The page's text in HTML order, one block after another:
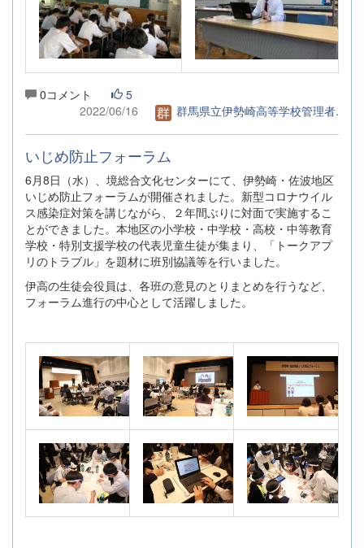
0コメント
5
2022/06/16
群馬県立伊勢崎高等学校管理者.
いじめ防止フォーラム
6月8日（水）、境総合文化センターにて、伊勢崎・佐波地区
いじめ防止フォーラムが開催されました。新型コロナウイル
ス感染症対策を講じながら、２年間ぶりに対面で実施するこ
とができました。本地区の小学校・中学校・高校・中等教育
学校・特別支援学校の代表児童生徒が集まり、「トークアプ
リのトラブル」を題材に班別協議等を行いました。
伊高の生徒会役員は、各班の意見のとりまとめを行うなど、
フォーラム進行の中心として活躍しました。